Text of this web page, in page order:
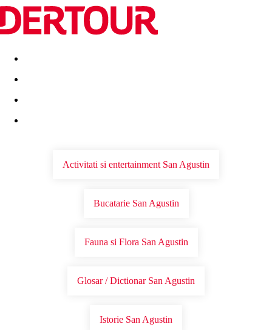
Destinatii Vacanta perfecta OFERTE DE NERATAT
Activitati si entertainment San Agustin
Bucatarie San Agustin
Fauna si Flora San Agustin
Glosar / Dictionar San Agustin
Istorie San Agustin